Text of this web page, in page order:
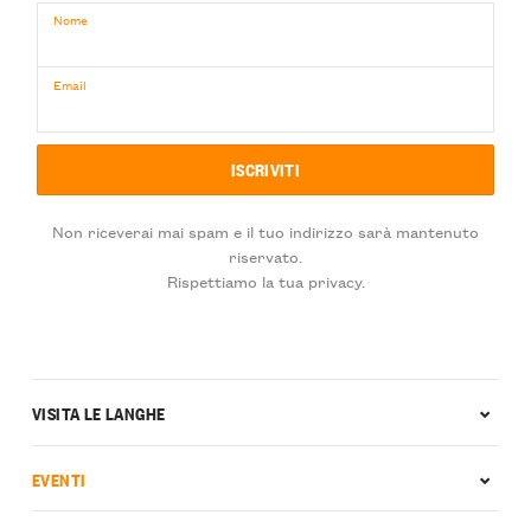
Nome
Email
Non riceverai mai spam e il tuo indirizzo sarà mantenuto
riservato.
Rispettiamo la tua privacy.
VISITA LE LANGHE
EVENTI